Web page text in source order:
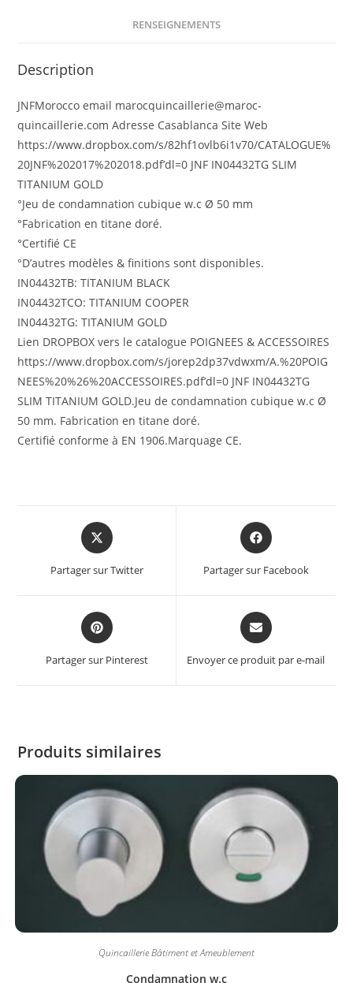
RENSEIGNEMENTS
Description
JNFMorocco email marocquincaillerie@maroc-
quincaillerie.com Adresse Casablanca Site Web
https://www.dropbox.com/s/82hf1ovlb6i1v70/CATALOGUE%
20JNF%202017%202018.pdf’dl=0 JNF IN04432TG SLIM
TITANIUM GOLD
°Jeu de condamnation cubique w.c Ø 50 mm
°Fabrication en titane doré.
°Certifié CE
°D’autres modèles & finitions sont disponibles.
IN04432TB: TITANIUM BLACK
IN04432TCO: TITANIUM COOPER
IN04432TG: TITANIUM GOLD
Lien DROPBOX vers le catalogue POIGNEES & ACCESSOIRES
https://www.dropbox.com/s/jorep2dp37vdwxm/A.%20POIG
NEES%20%26%20ACCESSOIRES.pdf’dl=0 JNF IN04432TG
SLIM TITANIUM GOLD.Jeu de condamnation cubique w.c Ø
50 mm. Fabrication en titane doré.
Certifié conforme à EN 1906.Marquage CE.
Partager sur Twitter Partager sur Facebook
Partager sur Pinterest Envoyer ce produit par e-mail
Produits similaires
Quincaillerie Bâtiment et Ameublement
Condamnation w.c